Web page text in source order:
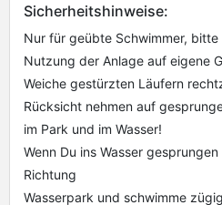
Sicherheitshinweise:
Nur für geübte Schwimmer,
Nutzung der Anlage auf eigene
Weiche gestürzten Läufern
Rücksicht nehmen auf
im Park und im Wasser!
Wenn Du ins Wasser
Richtung
Wasserpark und schwimme